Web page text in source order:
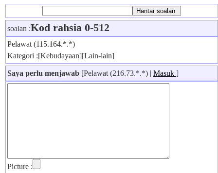
soalan :Kod rahsia 0-512
Pelawat (115.164.*.*)
Kategori :[Kebudayaan][Lain-lain]
Saya perlu menjawab [Pelawat (216.73.*.*) | Masuk ]
Picture :